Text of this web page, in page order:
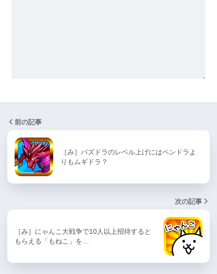
前の記事
［み］パズドラのレベル上げにはペンドラよ
りもムギドラ？
次の記事
［み］にゃんこ大戦争で10人以上招待すると
もらえる「もねこ」を…